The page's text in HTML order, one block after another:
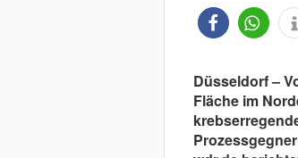
Düsseldorf –
Fläche im